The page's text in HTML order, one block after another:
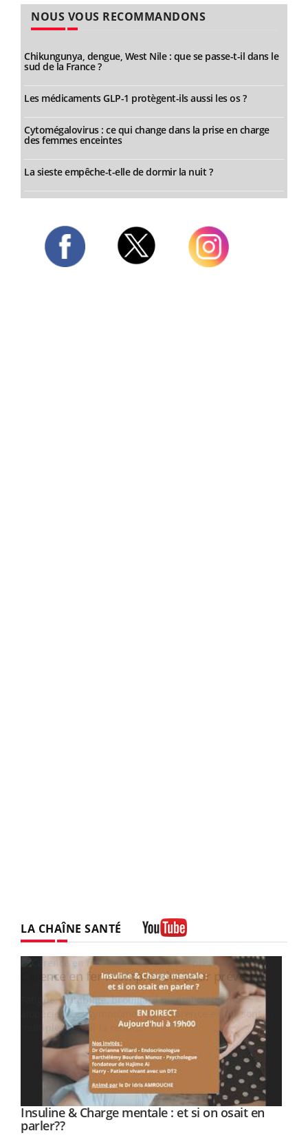
NOUS VOUS RECOMMANDONS
Chikungunya, dengue, West Nile : que se passe-t-il dans le
sud de la France ?
Les médicaments GLP-1 protègent-ils aussi les os ?
Cytomégalovirus : ce qui change dans la prise en charge
des femmes enceintes
La sieste empêche-t-elle de dormir la nuit ?
LA CHAÎNE SANTÉ
Youtube
Insuline & Charge mentale : et si on osait en
parler??Youtube